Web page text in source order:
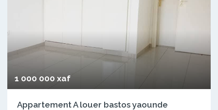
1 000 000 xaf
Appartement A louer bastos yaounde